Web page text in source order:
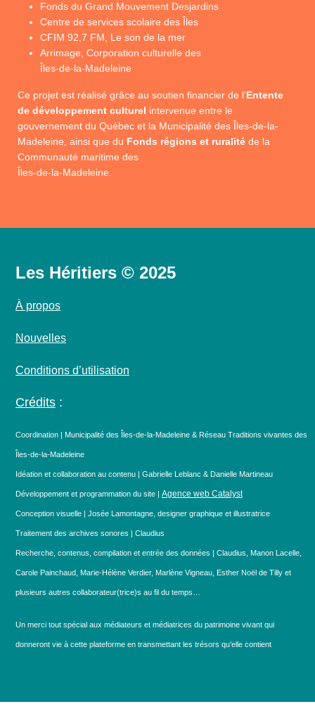
Fonds du Grand Mouvement Desjardins
Centre de services scolaire des Îles
CFIM 92,7 FM, Le son de la mer
Arrimage, Corporation culturelle des
Îles-de-la-Madeleine
Ce projet est réalisé grâce au soutien financier de l’Entente
de développement culturel intervenue entre le
gouvernement du Québec et la Municipalité des Îles-de-la-
Madeleine, ainsi que du Fonds régions et ruralité de la
Communauté maritime des
Îles-de-la-Madeleine.
Les Héritiers © 2025
À propos
Nouvelles
Conditions d’utilisation
Crédits :
Coordination | Municipalité des Îles-de-la-Madeleine & Réseau Traditions vivantes des
Îles-de-la-Madeleine
Idéation et collaboration au contenu | Gabrielle Leblanc & Danielle Martineau
Développement et programmation du site | Agence web Catalyst
Conception visuelle | Josée Lamontagne, designer graphique et illustratrice
Traitement des archives sonores | Claudius
Recherche, contenus, compilation et entrée des données | Claudius, Manon Lacelle,
Carole Painchaud, Marie-Hélène Verdier, Marlène Vigneau, Esther Noël de Tilly et
plusieurs autres collaborateur(trice)s au fil du temps…
Un merci tout spécial aux médiateurs et médiatrices du patrimoine vivant qui
donneront vie à cette plateforme en transmettant les trésors qu’elle contient